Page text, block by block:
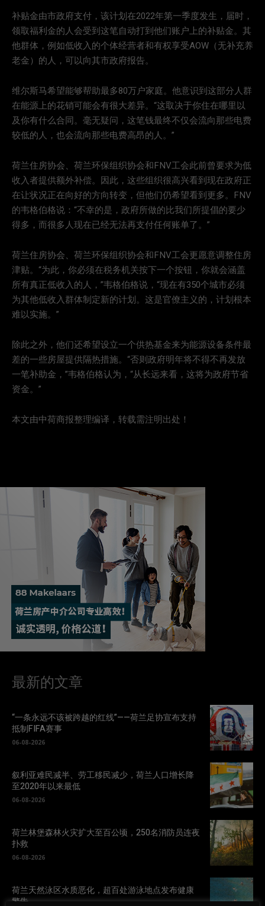
补贴金由市政府支付，该计划在2022年第一季度发生，届时，
领取福利金的人会受到这笔自动打到他们账户上的补贴金。其
他群体，例如低收入的个体经营者和有权享受AOW（无补充养
老金）的人，可以向其市政府报告。
维尔斯马希望能够帮助最多80万户家庭。他意识到这部分人群
在能源上的花销可能会有很大差异。“这取决于你住在哪里以
及你有什么合同。毫无疑问，这笔钱最终不仅会流向那些电费
较低的人，也会流向那些电费高昂的人。”
荷兰住房协会、荷兰环保组织协会和FNV工会此前曾要求为低
收入者提供额外补偿。因此，这些组织很高兴看到现在政府正
在让状况正在向好的方向转变，但他们仍希望看到更多。FNV
的韦格伯格说：“不幸的是，政府所做的比我们所提倡的要少
得多，而很多人现在已经无法再支付任何账单了。”
荷兰住房协会、荷兰环保组织协会和FNV工会更愿意调整住房
津贴。“为此，你必须在税务机关按下一个按钮，你就会涵盖
所有真正低收入的人，”韦格伯格说，“现在有350个城市必须
为其他低收入群体制定新的计划。这是官僚主义的，计划根本
难以实施。”
除此之外，他们还希望设立一个供热基金来为能源设备条件最
差的一些房屋提供隔热措施。“否则政府明年将不得不再发放
一笔补助金，”韦格伯格认为，“从长远来看，这将为政府节省
资金。”
本文由中荷商报整理编译，转载需注明出处！
最新的文章
“一条永远不该被跨越的红线”——荷兰足协宣布支持
抵制FIFA赛事
06-08-2026
叙利亚难民减半、劳工移民减少，荷兰人口增长降
至2020年以来最低
06-08-2026
荷兰林堡森林火灾扩大至百公顷，250名消防员连夜
扑救
06-08-2026
荷兰天然泳区水质恶化，超百处游泳地点发布健康
警告